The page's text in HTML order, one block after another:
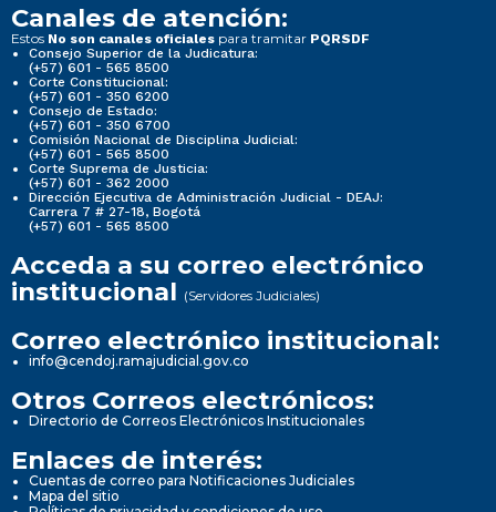
Canales de atención:
Estos No son canales oficiales para tramitar PQRSDF
Consejo Superior de la Judicatura:
(+57) 601 - 565 8500
Corte Constitucional:
(+57) 601 - 350 6200
Consejo de Estado:
(+57) 601 - 350 6700
Comisión Nacional de Disciplina Judicial:
(+57) 601 - 565 8500
Corte Suprema de Justicia:
(+57) 601 - 362 2000
Dirección Ejecutiva de Administración Judicial - DEAJ:
Carrera 7 # 27-18, Bogotá
(+57) 601 - 565 8500
Acceda a su correo electrónico
institucional (Servidores Judiciales)
Correo electrónico institucional:
info@cendoj.ramajudicial.gov.co
Otros Correos electrónicos:
Directorio de Correos Electrónicos Institucionales
Enlaces de interés:
Cuentas de correo para Notificaciones Judiciales
Mapa del sitio